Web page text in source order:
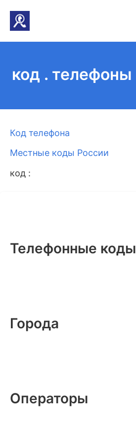
код . телефоны
Код телефона
Местные коды России
код :
Телефонные коды
Города
Операторы